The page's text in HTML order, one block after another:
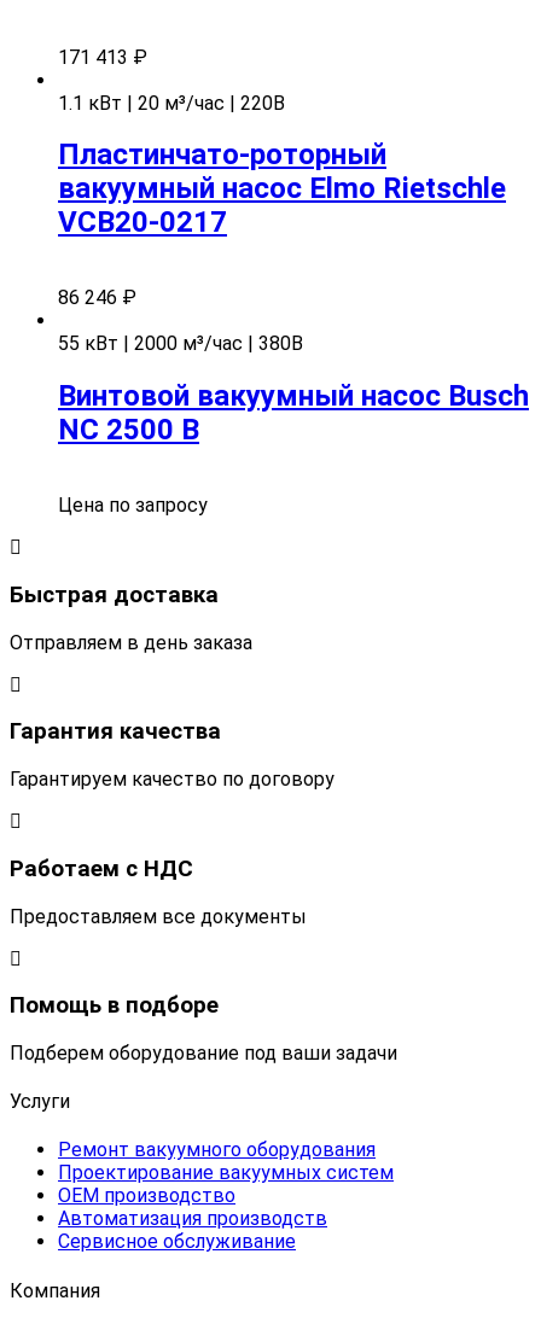
171 413 ₽
1.1 кВт | 20 м³/час | 220В
Пластинчато-роторный
вакуумный насос Elmo Rietschle
VCB20-0217
86 246 ₽
55 кВт | 2000 м³/час | 380В
Винтовой вакуумный насос Busch
NC 2500 B
Цена по запросу
Быстрая доставка
Отправляем в день заказа
Гарантия качества
Гарантируем качество по договору
Работаем с НДС
Предоставляем все документы
Помощь в подборе
Подберем оборудование под ваши задачи
Услуги
Ремонт вакуумного оборудования
Проектирование вакуумных систем
OEM производство
Автоматизация производств
Сервисное обслуживание
Компания